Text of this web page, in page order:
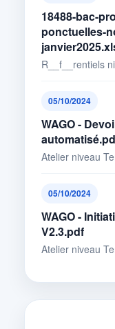
18488-bac-
ponctuelles-
R__f__rentiels
05/10/2024
WAGO -
Atelier niveau
05/10/2024
WAGO -
V2.3.pdf
Atelier niveau